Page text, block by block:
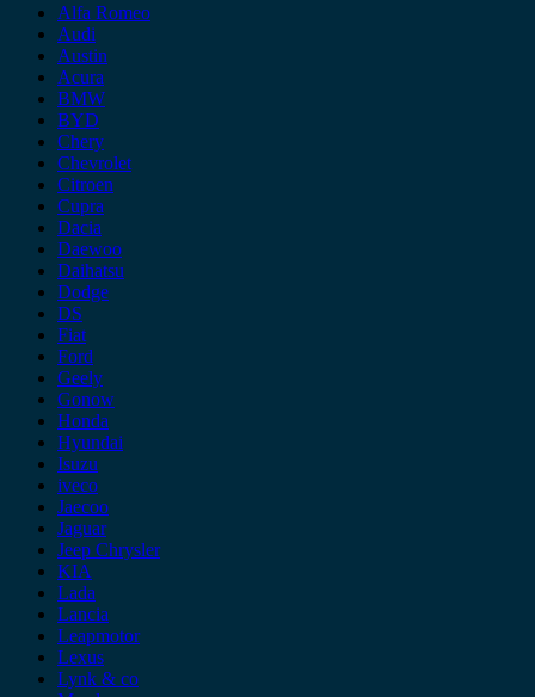
Alfa Romeo
Audi
Austin
Acura
BMW
BYD
Chery
Chevrolet
Citroen
Cupra
Dacia
Daewoo
Daihatsu
Dodge
DS
Fiat
Ford
Geely
Gonow
Honda
Hyundai
Isuzu
iveco
Jaecoo
Jaguar
Jeep Chrysler
KIA
Lada
Lancia
Leapmotor
Lexus
Lynk & co